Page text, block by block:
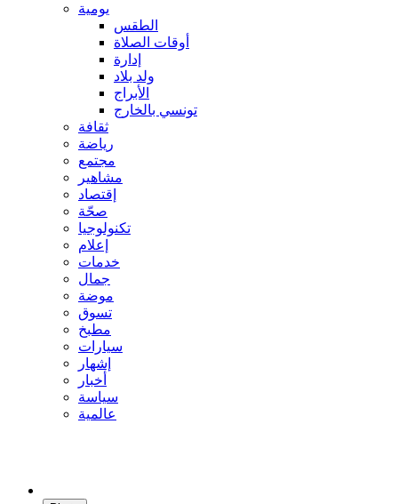
يومية
الطقس
أوقات الصلاة
إدارة
ولد بلاد
الأبراج
تونسي بالخارج
ثقافة
رياضة
مجتمع
مشاهير
إقتصاد
صحّة
تكنولوجيا
إعلام
خدمات
جمال
موضة
تسوق
مطبخ
سيارات
إشهار
أخبار
سياسة
عالمية